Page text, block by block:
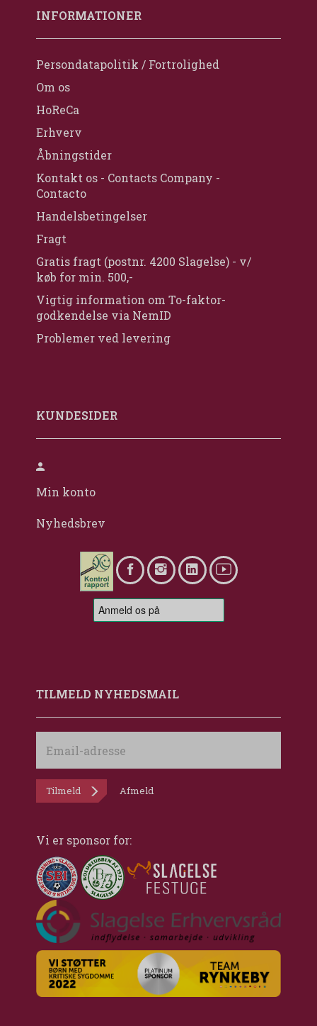
INFORMATIONER
Persondatapolitik / Fortrolighed
Om os
HoReCa
Erhverv
Åbningstider
Kontakt os - Contacts Company -
Contacto
Handelsbetingelser
Fragt
Gratis fragt (postnr. 4200 Slagelse) - v/
køb for min. 500,-
Vigtig information om To-faktor-
godkendelse via NemID
Problemer ved levering
KUNDESIDER
Min konto
Nyhedsbrev
TILMELD NYHEDSMAIL
adresse
Tilmeld Afmeld
Vi er sponsor for: